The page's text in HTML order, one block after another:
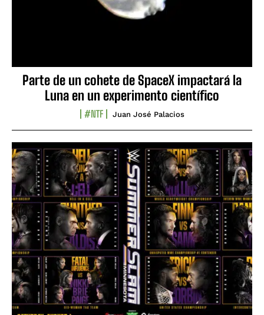
Parte de un cohete de SpaceX impactará la
Luna en un experimento científico
#NTF Juan José Palacios